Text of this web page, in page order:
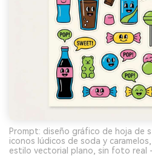
Prompt: diseño gráfico de hoja de
iconos lúdicos de soda y
estilo vectorial plano, sin foto real